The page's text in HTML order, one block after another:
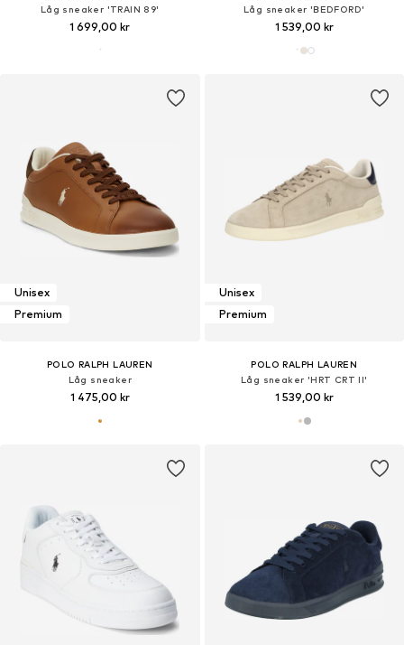
Låg sneaker 'TRAIN 89'
1 699,00 kr
Låg sneaker 'BEDFORD'
1 539,00 kr
Unisex
Premium
POLO RALPH LAUREN
Låg sneaker
1 475,00 kr
Unisex
Premium
POLO RALPH LAUREN
Låg sneaker 'HRT CRT II'
1 539,00 kr